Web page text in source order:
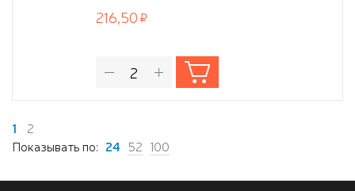
216,50
1
2
Показывать по: 24 52 100